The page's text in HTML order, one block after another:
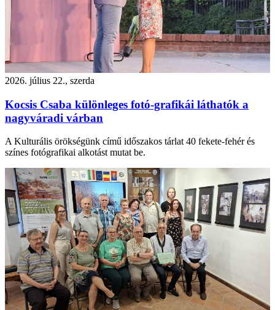
2026. július 22., szerda
Kocsis Csaba különleges fotó-grafikái láthatók a
nagyváradi várban
A Kulturális örökségünk című időszakos tárlat 40 fekete-fehér és
színes fotógrafikai alkotást mutat be.